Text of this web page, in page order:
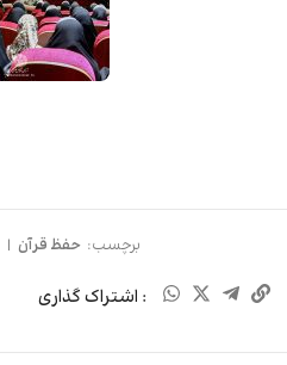
برچسب: حفظ قرآن |
: اشتراک گذاری